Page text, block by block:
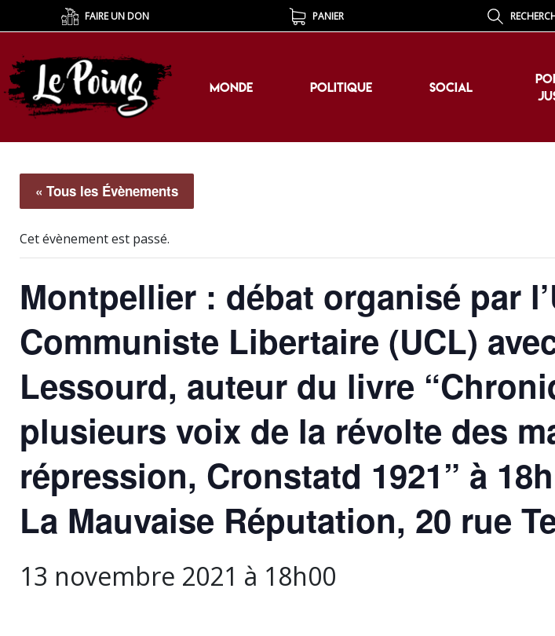
FAIRE UN DON PANIER
MONDE POLITIQUE SOCIAL
MONDE POLITIQUE SOCIAL
« Tous les Évènements
Cet évènement est passé.
Montpellier : débat organisé par
Communiste Libertaire (UCL)
Lessourd, auteur du livre
plusieurs voix de la révolte des
répression, Cronstatd 1921” à
La Mauvaise Réputation, 20 rue
13 novembre 2021 à 18h00